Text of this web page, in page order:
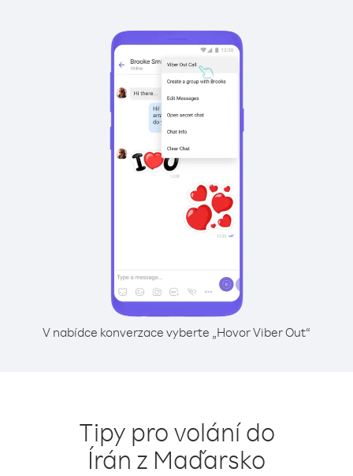
V nabídce konverzace vyberte „Hovor Viber Out“
Tipy pro volání do
Írán z Maďarsko